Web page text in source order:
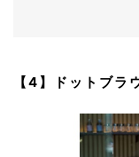
【4】ドットブ